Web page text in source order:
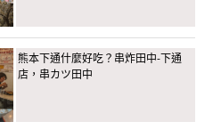
熊本下通什麼好吃？串炸田中-下通
店，串カツ田中